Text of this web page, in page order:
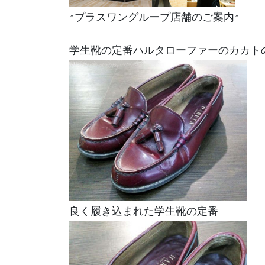
↑プラスワングループ店舗のご案内↑
学生靴の定番ハルタローファーのカカト
良く履き込まれた学生靴の定番